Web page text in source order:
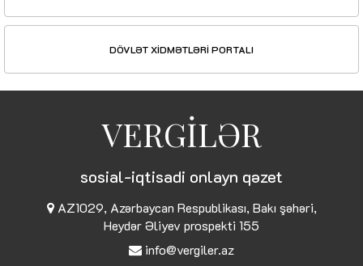
DÖVLƏT XİDMƏTLƏRİ PORTALI
VERGİLƏR
sosial-iqtisadi onlayn qəzet
AZ1029, Azərbaycan Respublikası, Bakı şəhəri,
Heydər Əliyev prospekti 155
info@vergiler.az